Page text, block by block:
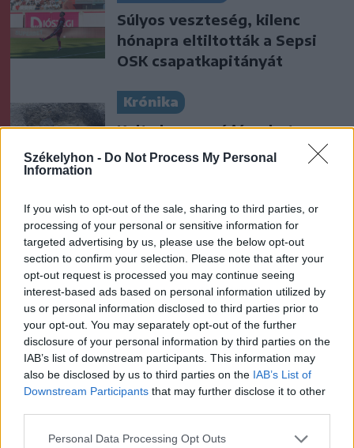
Székelyhon - Do Not Process My Personal
Information
If you wish to opt-out of the sale, sharing to third parties, or
processing of your personal or sensitive information for
targeted advertising by us, please use the below opt-out
section to confirm your selection. Please note that after your
opt-out request is processed you may continue seeing
interest-based ads based on personal information utilized by
us or personal information disclosed to third parties prior to
your opt-out. You may separately opt-out of the further
disclosure of your personal information by third parties on the
IAB’s list of downstream participants. This information may
also be disclosed by us to third parties on the IAB’s List of
Downstream Participants that may further disclose it to other
Personal Data Processing Opt Outs
Súlyos veszteség, kilenc
hónapra eltiltották a Sepsi
OSK csapatkapitányát
Krónika
Kelta harcos sírjára, hatezer
éves település nyomaira
bukkantak Nagyiklódon
Székely Sport
Stabil védekezés és
céltudatos támadás – így
készült a Farul ellen az FK
Nőileg
Sándor Ella: Na, indíts, s
menjünk!